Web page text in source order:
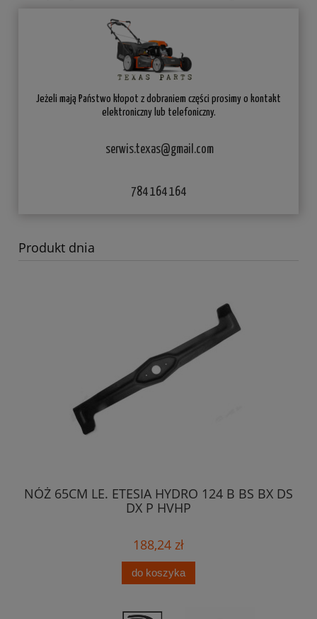
Jeżeli mają Państwo kłopot z dobraniem części prosimy o kontakt
elektroniczny lub telefoniczny.
serwis.texas@gmail.com
784 164 164
Produkt dnia
NÓŻ 65CM LE. ETESIA HYDRO 124 B BS BX DS
DX P HVHP
188,24 zł
do koszyka